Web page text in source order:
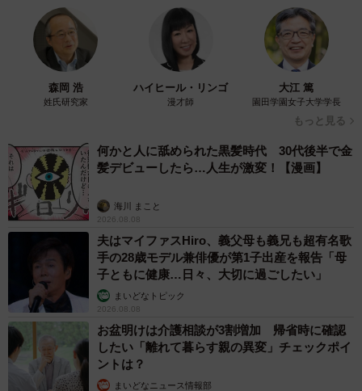
森岡 浩
姓氏研究家
ハイヒール・リンゴ
漫才師
大江 篤
園田学園女子大学学長
もっと見る
何かと人に舐められた黒髪時代 30代後半で金
髪デビューしたら…人生が激変！【漫画】
海川 まこと
2026.08.08
夫はマイファスHiro、義父母も義兄も超有名歌
手の28歳モデル兼俳優が第1子出産を報告「母
子ともに健康…日々、大切に過ごしたい」
まいどなトピック
2026.08.08
お盆明けは介護相談が3割増加 帰省時に確認
したい「離れて暮らす親の異変」チェックポイ
ントは？
まいどなニュース情報部